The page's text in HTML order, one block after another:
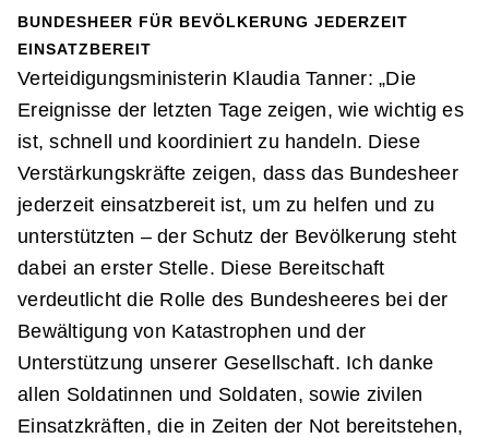
BUNDESHEER FÜR BEVÖLKERUNG JEDERZEIT
EINSATZBEREIT
Verteidigungsministerin Klaudia Tanner: „Die
Ereignisse der letzten Tage zeigen, wie wichtig es
ist, schnell und koordiniert zu handeln. Diese
Verstärkungskräfte zeigen, dass das Bundesheer
jederzeit einsatzbereit ist, um zu helfen und zu
unterstützten – der Schutz der Bevölkerung steht
dabei an erster Stelle. Diese Bereitschaft
verdeutlicht die Rolle des Bundesheeres bei der
Bewältigung von Katastrophen und der
Unterstützung unserer Gesellschaft. Ich danke
allen Soldatinnen und Soldaten, sowie zivilen
Einsatzkräften, die in Zeiten der Not bereitstehen,